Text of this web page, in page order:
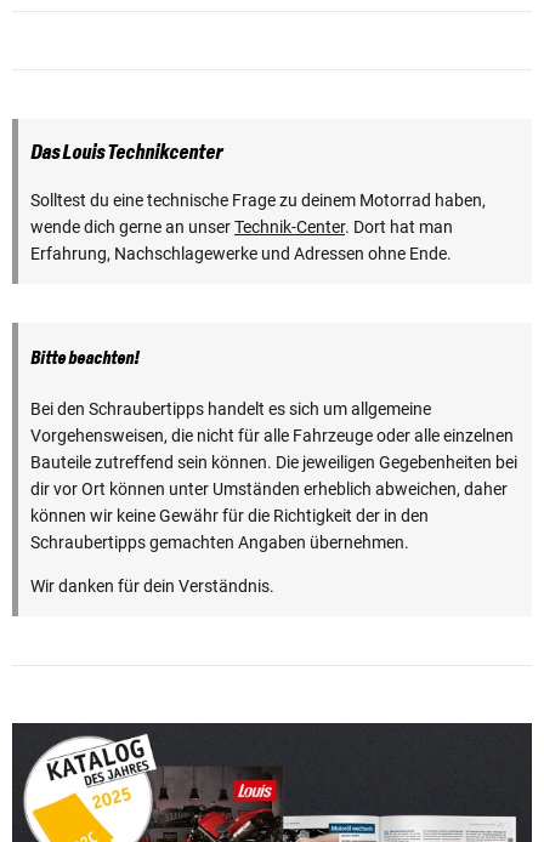
Das Louis Technikcenter
Solltest du eine technische Frage zu deinem Motorrad haben,
wende dich gerne an unserTechnik-Center. Dort hat man
Erfahrung, Nachschlagewerke und Adressen ohne Ende.
Bitte beachten!
Bei den Schraubertipps handelt es sich um allgemeine
Vorgehensweisen, die nicht für alle Fahrzeuge oder alle einzelnen
Bauteile zutreffend sein können. Die jeweiligen Gegebenheiten bei
dir vor Ort können unter Umständen erheblich abweichen, daher
können wir keine Gewähr für die Richtigkeit der in den
Schraubertipps gemachten Angaben übernehmen.
Wir danken für dein Verständnis.